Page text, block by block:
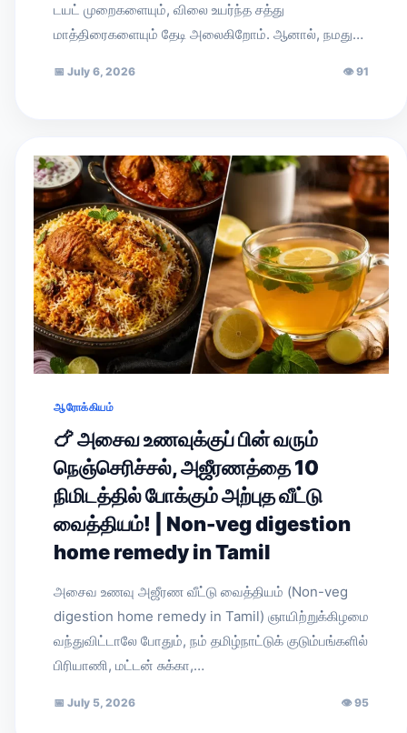
டயட் முறைகளையும், விலை உயர்ந்த சத்து
மாத்திரைகளையும் தேடி அலைகிறோம். ஆனால், நமது…
📅 July 6, 2026 👁91
ஆரோக்கியம்
🍗 அசைவ உணவுக்குப் பின் வரும்
நெஞ்செரிச்சல், அஜீரணத்தை 10
நிமிடத்தில் போக்கும் அற்புத வீட்டு
வைத்தியம்! | Non-veg digestion
home remedy in Tamil
அசைவ உணவு அஜீரண வீட்டு வைத்தியம் (Non-veg
digestion home remedy in Tamil) ஞாயிற்றுக்கிழமை
வந்துவிட்டாலே போதும், நம் தமிழ்நாட்டுக் குடும்பங்களில்
பிரியாணி, மட்டன் சுக்கா,…
📅 July 5, 2026 👁95